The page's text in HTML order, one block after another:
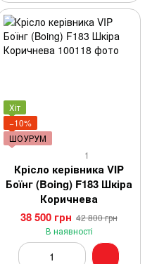
Хіт
−10%
ШОУРУМ
1
Крісло керівника VIP
Боїнг (Boing) F183 Шкіра
Коричнева
38 500 грн 42 800 грн
В наявності